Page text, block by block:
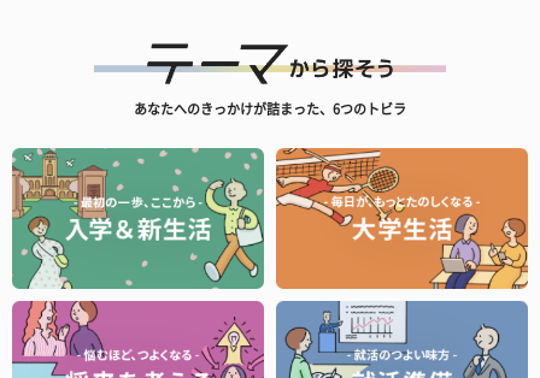
あなたへのきっかけが詰まった、6つのトビラ